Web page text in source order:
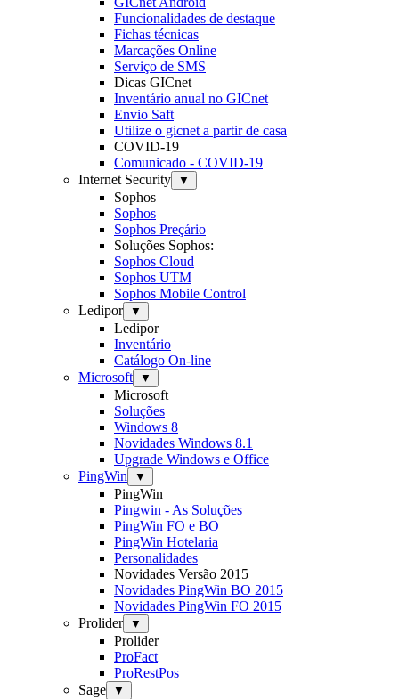
Funcionalidades de destaque
Fichas técnicas
Marcações Online
Serviço de SMS
Dicas GICnet
Inventário anual no GICnet
Envio Saft
Utilize o gicnet a partir de casa
COVID-19
Comunicado - COVID-19
Internet Security
▼
Sophos
Sophos
Sophos Preçário
Soluções Sophos:
Sophos Cloud
Sophos UTM
Sophos Mobile Control
Ledipor
▼
Ledipor
Inventário
Catálogo On-line
Microsoft
▼
Microsoft
Soluções
Windows 8
Novidades Windows 8.1
Upgrade Windows e Office
PingWin
▼
PingWin
Pingwin - As Soluções
PingWin FO e BO
PingWin Hotelaria
Personalidades
Novidades Versão 2015
Novidades PingWin BO 2015
Novidades PingWin FO 2015
Prolider
▼
Prolider
ProFact
ProRestPos
Sage
▼